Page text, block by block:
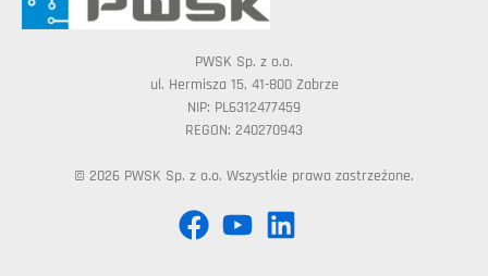
PWSK Sp. z o.o.
ul. Hermisza 15, 41-800 Zabrze
NIP: PL6312477459
REGON: 240270943
© 2026 PWSK Sp. z o.o. Wszystkie prawa zastrzeżone.